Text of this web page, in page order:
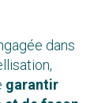
dans
garantir